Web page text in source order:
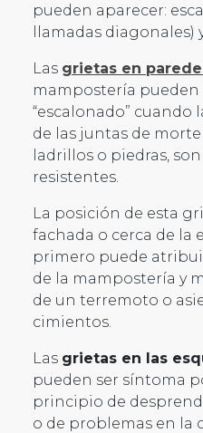
pueden aparecer:
llamadas diagonales)
Las grietas en
mampostería
“escalonado” cuando
de las juntas de
ladrillos o piedras,
resistentes.
La posición de esta
fachada o cerca de la
primero puede
de la mampostería y
de un terremoto o
cimientos.
Las grietas en las
pueden ser síntoma
principio de
o de problemas en la